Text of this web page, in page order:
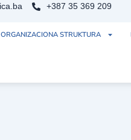
+387 35 369 209
ORGANIZACIONA STRUKTURA